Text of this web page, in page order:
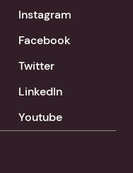
Instagram
Facebook
Twitter
LinkedIn
Youtube